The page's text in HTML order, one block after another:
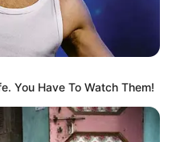
You Have To Watch Them!